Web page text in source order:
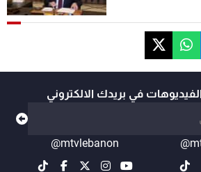
في بريدك الالكتروني
@mtvlebanon